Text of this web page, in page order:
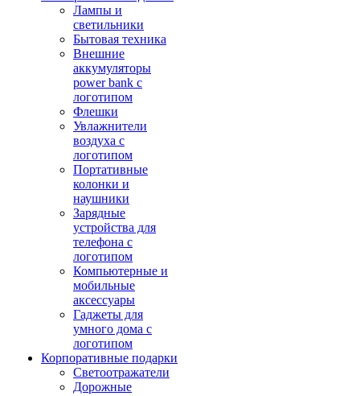
Лампы и
светильники
Бытовая техника
Внешние
аккумуляторы
power bank с
логотипом
Флешки
Увлажнители
воздуха с
логотипом
Портативные
колонки и
наушники
Зарядные
устройства для
телефона с
логотипом
Компьютерные и
мобильные
аксессуары
Гаджеты для
умного дома с
логотипом
Корпоративные подарки
Светоотражатели
Дорожные